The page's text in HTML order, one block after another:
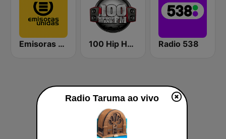
Emisoras Unidas 100 Hip Hop and RNB FM Radio 538
Radio Taruma ao vivo